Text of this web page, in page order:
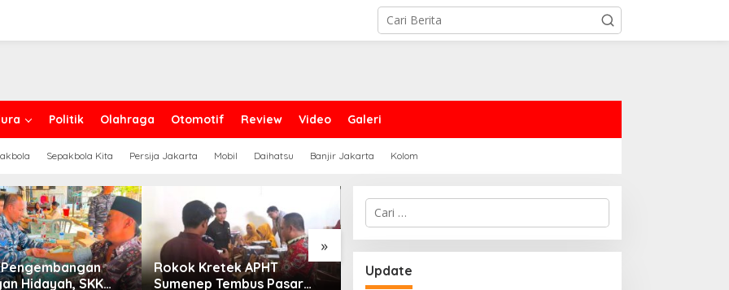
Politik Olahraga Otomotif Review Video Galeri
Sepakbola Kita Persija Jakarta Mobil Daihatsu Banjir Jakarta Kolom
»
Hidayah, SKK
Rokok Kretek APHT
Sumenep Tembus Pasar
DPRD Sampang Dukung
Pemidanaan Kaum LGBT
Cari
untuk:
Update